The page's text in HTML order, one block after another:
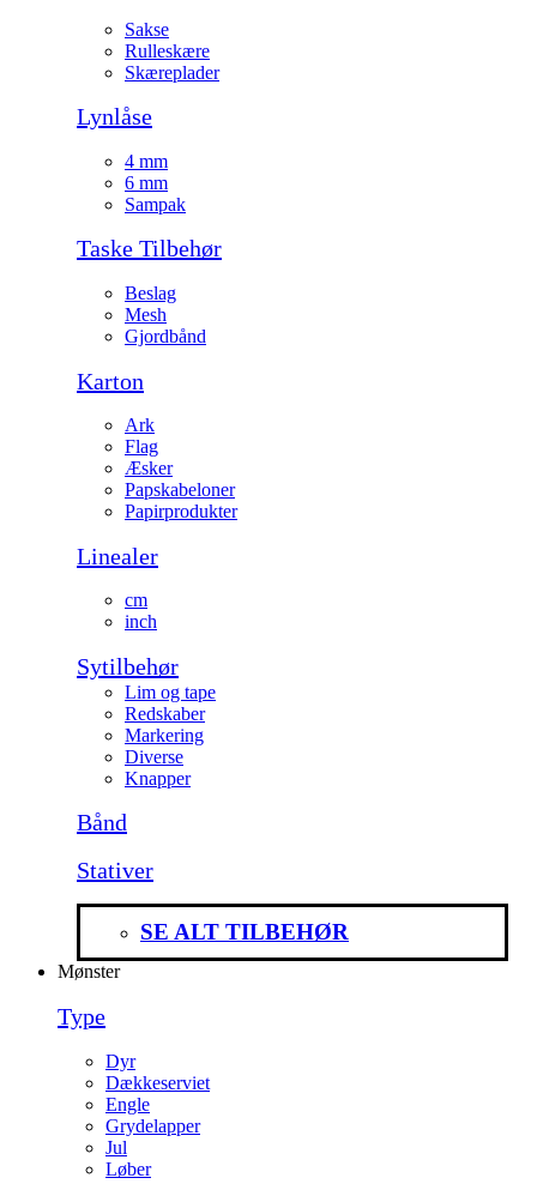
Sakse
Rulleskære
Skæreplader
Lynlåse
4 mm
6 mm
Sampak
Taske Tilbehør
Beslag
Mesh
Gjordbånd
Karton
Ark
Flag
Æsker
Papskabeloner
Papirprodukter
Linealer
cm
inch
Sytilbehør
Lim og tape
Redskaber
Markering
Diverse
Knapper
Bånd
Stativer
SE ALT TILBEHØR
Mønster
Type
Dyr
Dækkeserviet
Engle
Grydelapper
Jul
Løber